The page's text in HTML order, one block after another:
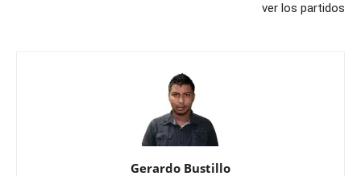
ver los partidos
Gerardo Bustillo